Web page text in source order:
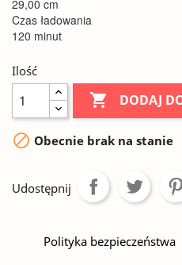
29,00 cm
Czas ładowania
120 minut
Ilość
 DODAJ
 Obecnie brak na stanie
Udostępnij
Polityka bezpieczeństwa